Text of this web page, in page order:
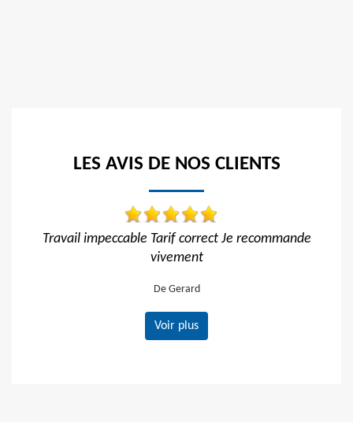
LES AVIS DE NOS CLIENTS
Travail impeccable
Voir plus